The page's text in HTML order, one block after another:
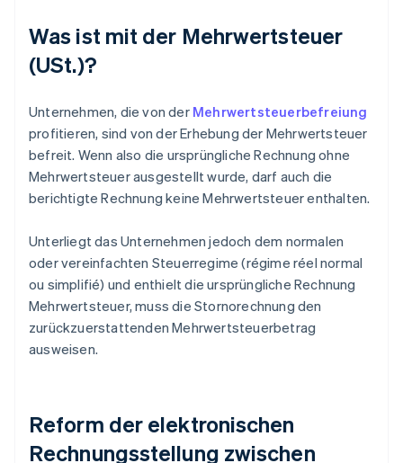
Was ist mit der Mehrwertsteuer
(USt.)?
Unternehmen, die von der Mehrwertsteuerbefreiung
profitieren, sind von der Erhebung der Mehrwertsteuer
befreit. Wenn also die ursprüngliche Rechnung ohne
Mehrwertsteuer ausgestellt wurde, darf auch die
berichtigte Rechnung keine Mehrwertsteuer enthalten.
Unterliegt das Unternehmen jedoch dem normalen
oder vereinfachten Steuerregime (régime réel normal
ou simplifié) und enthielt die ursprüngliche Rechnung
Mehrwertsteuer, muss die Stornorechnung den
zurückzuerstattenden Mehrwertsteuerbetrag
ausweisen.
Reform der elektronischen
Rechnungsstellung zwischen